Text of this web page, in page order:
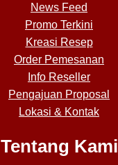
News Feed
Promo Terkini
Kreasi Resep
Order Pemesanan
Info Reseller
Pengajuan Proposal
Lokasi & Kontak
Tentang Kami